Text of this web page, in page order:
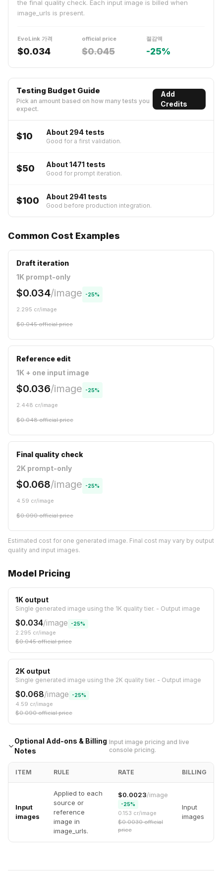
the final quality check. Each input image is billed when
image_urls is present.
EvoLink 가격
$0.034
official price
$0.045
절감액
-25%
Testing Budget Guide
Pick an amount based on how many tests you
expect.
Add
Credits
$10 About 294 tests
Good for a first validation.
$50 About1471 tests
Good for prompt iteration.
$100 About 2941 tests
Good before production integration.
Common Cost Examples
Draft iteration
1K prompt-only
$0.034/image -25%
2.295 cr/image
$0.045 official price
Reference edit
1K + one input image
$0.036/image -25%
2.448 cr/image
$0.048 official price
Final quality check
2K prompt-only
$0.068/image -25%
4.59 cr/image
$0.090 official price
Estimated cost for one generated image. Final cost may vary by output
quality and input images.
Model Pricing
1K output
Single generated image using the 1K quality tier. - Output image
$0.034/image -25%
2.295 cr/image
$0.045 official price
2K output
Single generated image using the 2K quality tier. - Output image
$0.068/image -25%
4.59 cr/image
$0.090 official price
Optional Add-ons & Billing
Notes
Input image pricing and live
console pricing.
ITEM RULE RATE BILLING
Input
images
Applied to each
source or
reference
image in
image_urls.
$0.0023/image
-25%
0.153 cr/image
$0.0030 official
price
Input
images